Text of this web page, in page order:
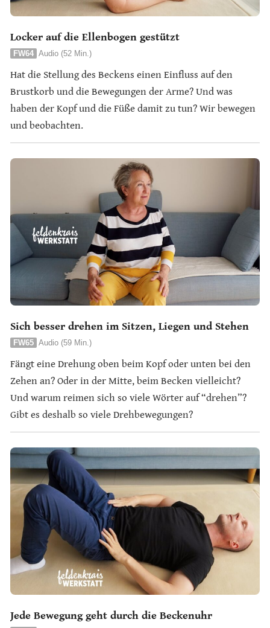
Locker auf die Ellenbogen gestützt
FW64 Audio (52 Min.)
Hat die Stellung des Beckens einen Einfluss auf den
Brustkorb und die Bewegungen der Arme? Und was
haben der Kopf und die Füße damit zu tun? Wir bewegen
und beobachten.
Sich besser drehen im Sitzen, Liegen und Stehen
FW65 Audio (59 Min.)
Fängt eine Drehung oben beim Kopf oder unten bei den
Zehen an? Oder in der Mitte, beim Becken vielleicht?
Und warum reimen sich so viele Wörter auf “drehen”?
Gibt es deshalb so viele Drehbewegungen?
Jede Bewegung geht durch die Beckenuhr